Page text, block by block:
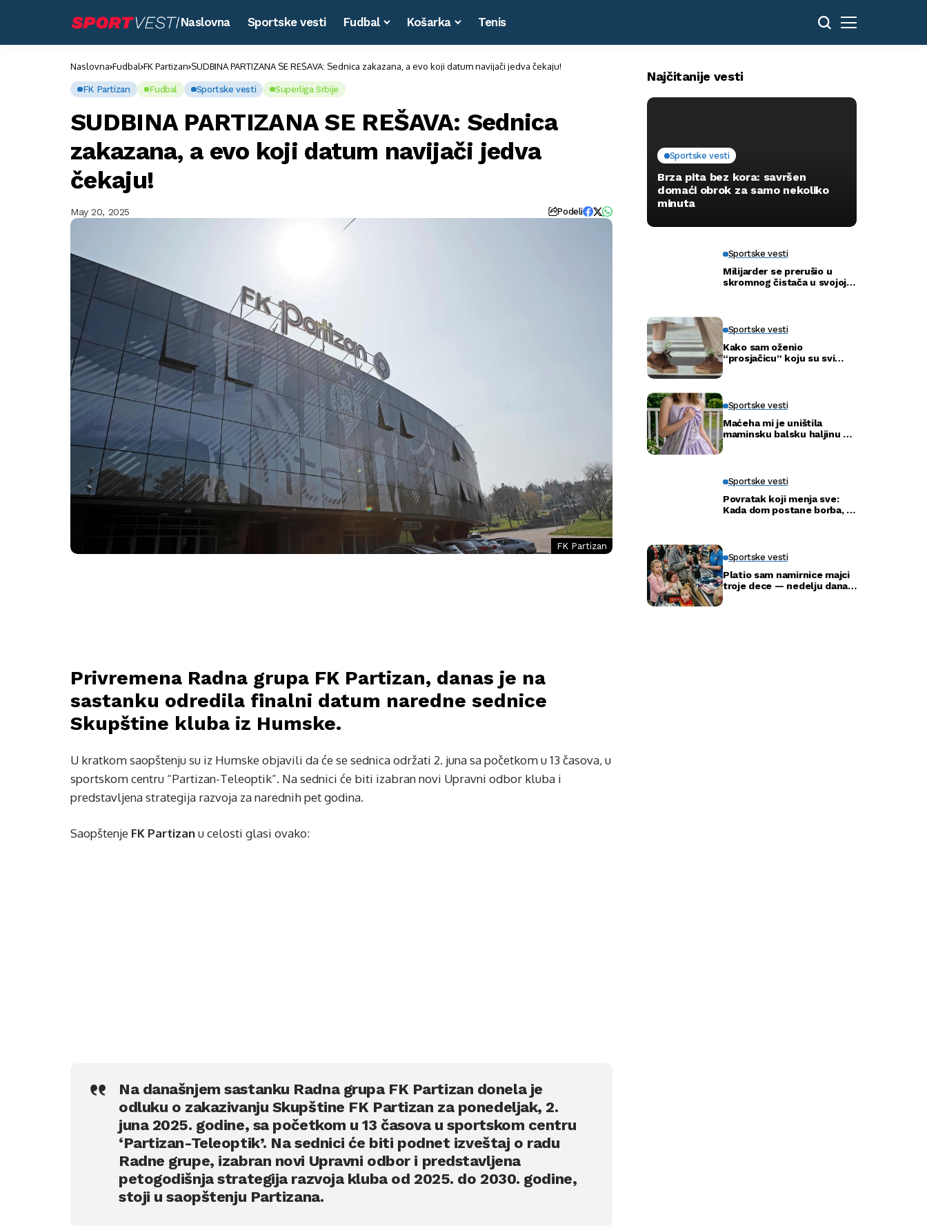
Naslovna Sportske vesti Fudbal Košarka Tenis
Naslovna Fudbal FK Partizan SUDBINA PARTIZANA SE REŠAVA: Sednica zakazana, a evo koji datum navijači jedva čekaju!
FK Partizan Fudbal Sportske vesti Superliga Srbije
SUDBINA PARTIZANA SE REŠAVA: Sednica
zakazana, a evo koji datum navijači jedva
čekaju!
May 20, 2025 Podeli
FK Partizan
Privremena Radna grupa FK Partizan, danas je na
sastanku odredila finalni datum naredne sednice
Skupštine kluba iz Humske.
U kratkom saopštenju su iz Humske objavili da će se sednica održati 2. juna sa početkom u 13 časova, u
sportskom centru “Partizan-Teleoptik”. Na sednici će biti izabran novi Upravni odbor kluba i
predstavljena strategija razvoja za narednih pet godina.
Saopštenje FK Partizanu celosti glasi ovako:
Na današnjem sastanku Radna grupa FK Partizan donela je
odluku o zakazivanju Skupštine FK Partizan za ponedeljak, 2.
juna 2025. godine, sa početkom u 13 časova u sportskom centru
‘Partizan-Teleoptik’. Na sednici će biti podnet izveštaj o radu
Radne grupe, izabran novi Upravni odbor i predstavljena
petogodišnja strategija razvoja kluba od 2025. do 2030. godine,
stoji u saopštenju Partizana.
Najčitanije vesti
Sportske vesti
Brza pita bez kora: savršen
domaći obrok za samo nekoliko
minuta
Sportske vesti
Milijarder se prerušio u
skromnog čistača u svojoj
Sportske vesti
Kako sam oženio
“prosjačicu” koju su svi
Sportske vesti
Maćeha mi je uništila
maminsku balsku haljinu —
Sportske vesti
Povratak koji menja sve:
Kada dom postane borba, a
Sportske vesti
Platio sam namirnice majci
troje dece — nedelju dana